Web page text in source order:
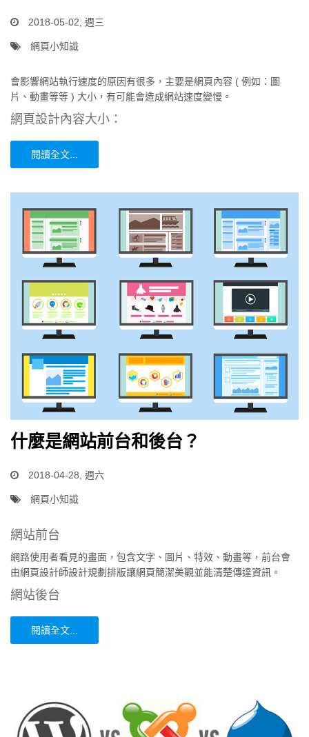
2018-05-02, 週三
網頁小知識
會影響網站執行速度的原因有很多，主要是網頁內容 ( 例如：圖
片、動畫等等 ) 大小，有可能會造成網站速度變慢。
網頁設計內容大小：
閱讀全文...
什麼是網站前台和後台？
2018-04-28, 週六
網頁小知識
網站前台
網路使用者看見的畫面，包含文字、圖片、特效、動畫等，前台會
由網頁設計師設計規劃排版讓網頁簡潔美觀並能清楚傳達資訊。
網站後台
閱讀全文...